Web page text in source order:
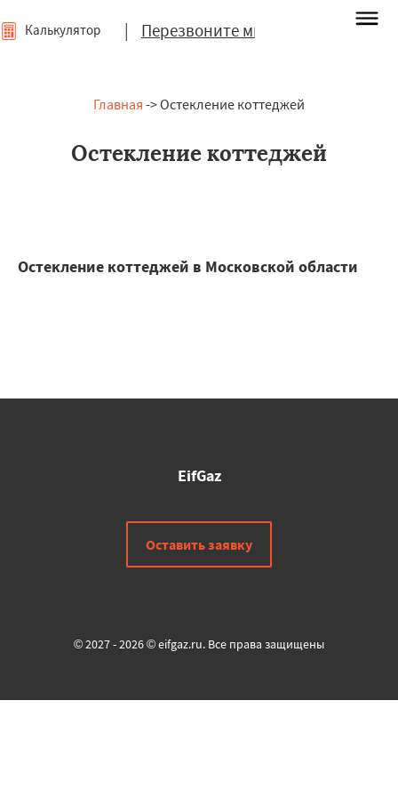
| Перезвоните мне
Калькулятор
Главная -> Остекление коттеджей
Остекление коттеджей
Остекление коттеджей в Московской области
EifGaz
Оставить заявку
© 2027 - 2026 © eifgaz.ru. Все права защищены